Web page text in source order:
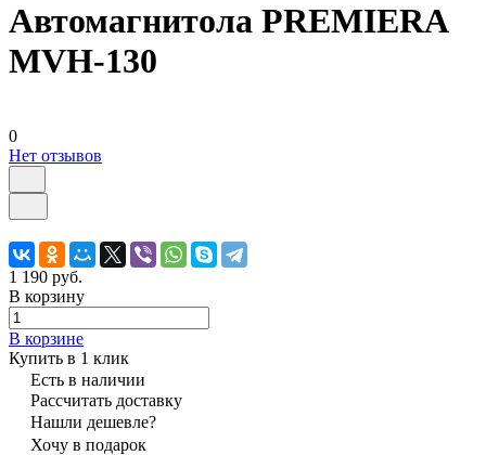
Автомагнитола PREMIERA
MVH-130
0
Нет отзывов
1 190 руб.
В корзину
В корзине
Купить в 1 клик
Есть в наличии
Рассчитать доставку
Нашли дешевле?
Хочу в подарок